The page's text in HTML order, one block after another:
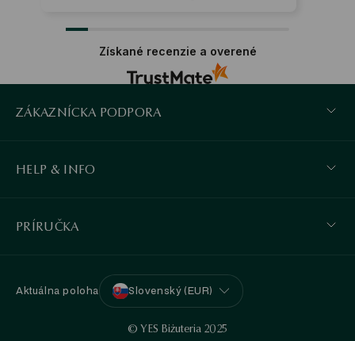
Získané recenzie a overené
ZÁKAZNÍCKA PODPORA
HELP & INFO
PRÍRUČKA
Aktuálna poloha Slovenský (EUR)
© YES Biżuteria 2025